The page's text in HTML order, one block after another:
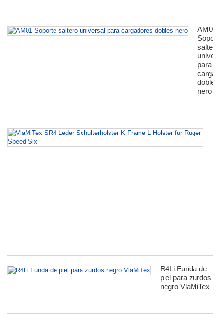
AM01
saltero
para
dobles
nero
R4Li Funda de
piel para zurdos
negro VlaMiTex